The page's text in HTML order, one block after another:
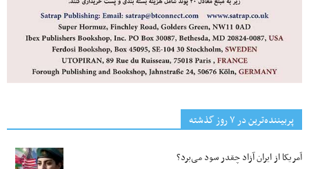
پربیننده‌ترین‌ در ۷ روز گذشته
آمریکا از ایران آزاد چقدر سود می‌برد؟